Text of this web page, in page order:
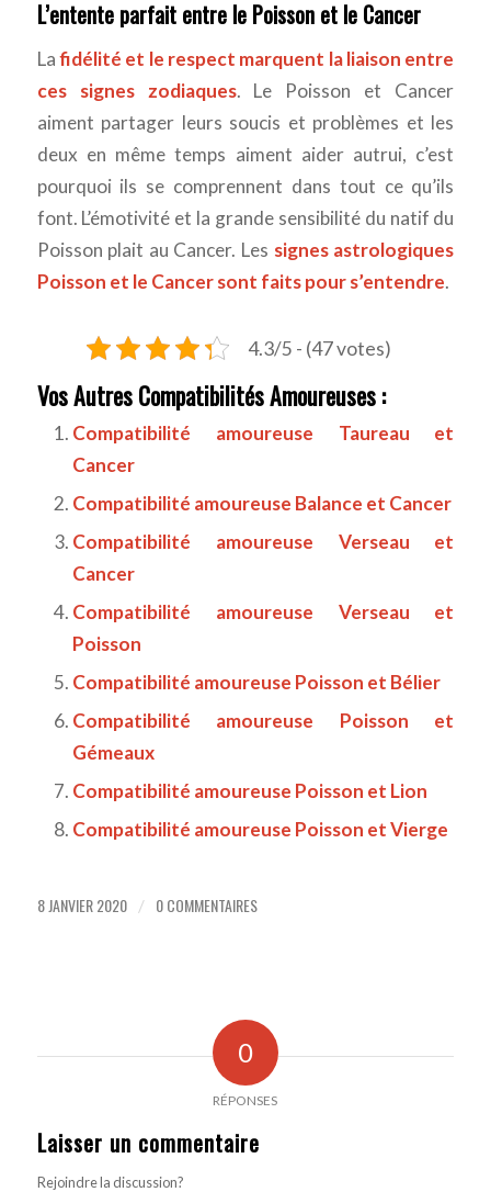
L’entente parfait entre le Poisson et le Cancer
Lafidélité et le respect marquent la liaison entre
ces signes zodiaques. Le Poisson et Cancer
aiment partager leurs soucis et problèmes et les
deux en même temps aiment aider autrui, c’est
pourquoi ils se comprennent dans tout ce qu’ils
font. L’émotivité et la grande sensibilité du natif du
Poisson plait au Cancer. Les signes astrologiques
Poisson et le Cancer sont faits pour s’entendre.
4.3/5 - (47 votes)
Vos Autres Compatibilités Amoureuses :
Compatibilité amoureuse Taureau et
Cancer
Compatibilité amoureuse Balance et Cancer
Compatibilité amoureuse Verseau et
Cancer
Compatibilité amoureuse Verseau et
Poisson
Compatibilité amoureuse Poisson et Bélier
Compatibilité amoureuse Poisson et
Gémeaux
Compatibilité amoureuse Poisson et Lion
Compatibilité amoureuse Poisson et Vierge
8 JANVIER 2020 / 0 COMMENTAIRES
0
RÉPONSES
Laisser un commentaire
Rejoindre la discussion?